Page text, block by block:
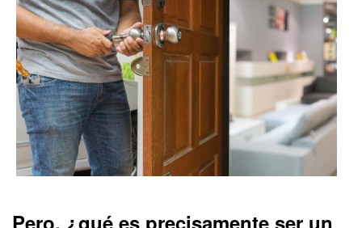
Pero, ¿qué es precisamente ser un